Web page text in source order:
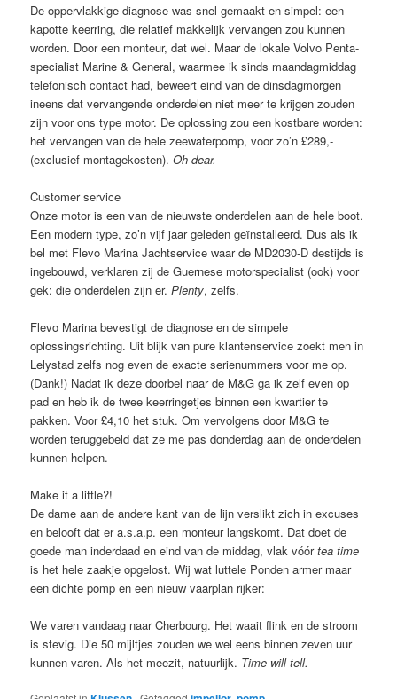
De oppervlakkige diagnose was snel gemaakt en simpel: een
kapotte keerring, die relatief makkelijk vervangen zou kunnen
worden. Door een monteur, dat wel. Maar de lokale Volvo Penta-
specialist Marine & General, waarmee ik sinds maandagmiddag
telefonisch contact had, beweert eind van de dinsdagmorgen
ineens dat vervangende onderdelen niet meer te krijgen zouden
zijn voor ons type motor. De oplossing zou een kostbare worden:
het vervangen van de hele zeewaterpomp, voor zo’n £289,-
(exclusief montagekosten).Oh dear.
Customer service
Onze motor is een van de nieuwste onderdelen aan de hele boot.
Een modern type, zo’n vijf jaar geleden geïnstalleerd. Dus als ik
bel met Flevo Marina Jachtservice waar de MD2030-D destijds is
ingebouwd, verklaren zij de Guernese motorspecialist (ook) voor
gek: die onderdelen zijn er.Plenty, zelfs.
Flevo Marina bevestigt de diagnose en de simpele
oplossingsrichting. Uit blijk van pure klantenservice zoekt men in
Lelystad zelfs nog even de exacte serienummers voor me op.
(Dank!) Nadat ik deze doorbel naar de M&G ga ik zelf even op
pad en heb ik de twee keerringetjes binnen een kwartier te
pakken. Voor £4,10 het stuk. Om vervolgens door M&G te
worden teruggebeld dat ze me pas donderdag aan de onderdelen
kunnen helpen.
Make it a little?!
De dame aan de andere kant van de lijn verslikt zich in excuses
en belooft dat er a.s.a.p. een monteur langskomt. Dat doet de
goede man inderdaad en eind van de middag, vlak vóórtea time
is het hele zaakje opgelost. Wij wat luttele Ponden armer maar
een dichte pomp en een nieuw vaarplan rijker:
We varen vandaag naar Cherbourg. Het waait flink en de stroom
is stevig. Die 50 mijltjes zouden we wel eens binnen zeven uur
kunnen varen. Als het meezit, natuurlijk. Time will tell.